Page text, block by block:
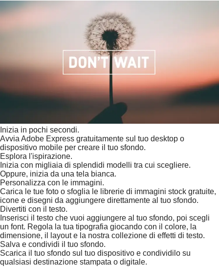
Inizia in pochi secondi.
Avvia Adobe Express gratuitamente sul tuo desktop o
dispositivo mobile per creare il tuo sfondo.
Esplora l'ispirazione.
Inizia con migliaia di splendidi modelli tra cui scegliere.
Oppure, inizia da una tela bianca.
Personalizza con le immagini.
Carica le tue foto o sfoglia le librerie di immagini stock gratuite,
icone e disegni da aggiungere direttamente al tuo sfondo.
Divertiti con il testo.
Inserisci il testo che vuoi aggiungere al tuo sfondo, poi scegli
un font. Regola la tua tipografia giocando con il colore, la
dimensione, il layout e la nostra collezione di effetti di testo.
Salva e condividi il tuo sfondo.
Scarica il tuo sfondo sul tuo dispositivo e condividilo su
qualsiasi destinazione stampata o digitale.